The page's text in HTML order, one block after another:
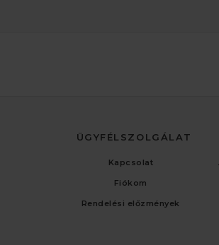
ÜGYFÉLSZOLGÁLAT
Kapcsolat
Fiókom
Rendelési előzmények